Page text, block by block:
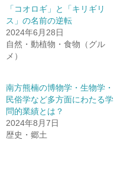
「コオロギ」と「キリギリ
ス」の名前の逆転
2024年6月28日
自然・動植物・食物（グル
メ）
南方熊楠の博物学・生物学・
民俗学など多方面にわたる学
問的業績とは？
2024年8月7日
歴史・郷土